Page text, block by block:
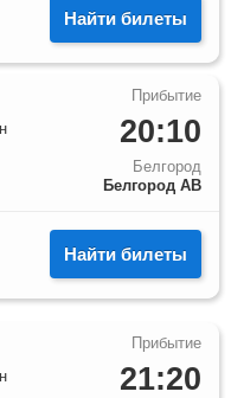
Найти билеты
20:10
Белгород
Белгород АВ
Найти билеты
21:20